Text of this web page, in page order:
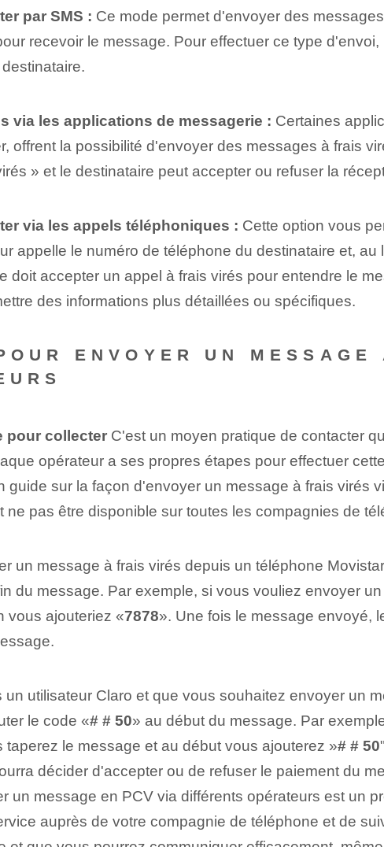
par SMS : Ce mode permet d'envoyer des
recevoir le message. Pour effectuer ce type
via les applications de messagerie : ‌Certaines
offrent la possibilité⁢ d'envoyer des messages à frais
» ⁢et le destinataire peut accepter ou refuser la
via les appels téléphoniques : Cette option vous
appelle le numéro de téléphone du destinataire et,
doit accepter un appel à frais virés pour entendre le
des informations plus détaillées ou spécifiques.
ENVOYER UN
pour ‌collecterC'est un moyen pratique de ⁤contacter
opérateur a ses propres étapes pour effectuer
guide sur la façon d'envoyer un message à frais virés
ne pas être disponible sur toutes les compagnies de
un message à frais virés depuis un téléphone
du message. Par exemple, si vous vouliez envoyer
vous ajouteriez «7878». Une fois le message envoyé,
un utilisateur Claro et que vous souhaitez envoyer un
le code «# # 50» au début du message. Par
taperez le ‌message et ‌au début vous ajouterez ⁣»# # 50
décider d'accepter ou de refuser le paiement du
un message en PCV via différents opérateurs est un
auprès de votre⁤ compagnie de téléphone et de